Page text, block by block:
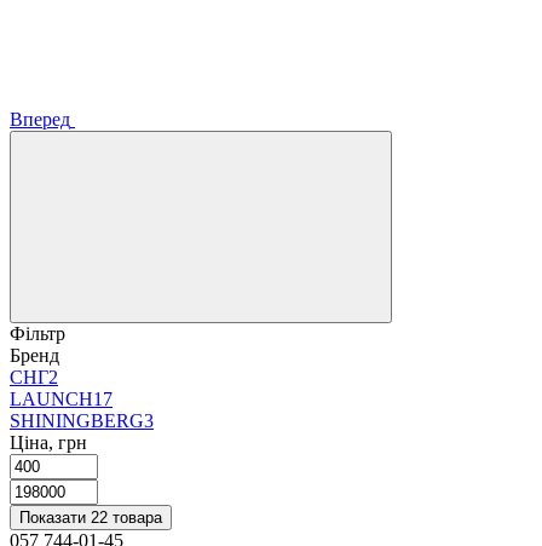
Вперед
Фільтр
Бренд
СНГ2
LAUNCH17
SHININGBERG3
Ціна, грн
Показати 22 товара
057 744-01-45